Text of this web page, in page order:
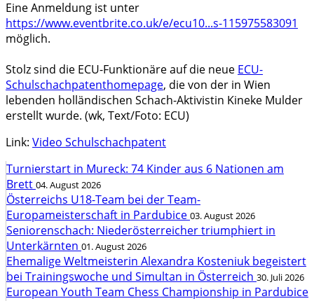
Eine Anmeldung ist unter
https://www.eventbrite.co.uk/e/ecu10...s-115975583091
möglich.
Stolz sind die ECU-Funktionäre auf die neue ECU-
Schulschachpatenthomepage, die von der in Wien
lebenden holländischen Schach-Aktivistin Kineke Mulder
erstellt wurde. (wk, Text/Foto: ECU)
Link: Video Schulschachpatent
Turnierstart in Mureck: 74 Kinder aus 6 Nationen am
Brett 04. August 2026
Österreichs U18-Team bei der Team-
Europameisterschaft in Pardubice 03. August 2026
Seniorenschach: Niederösterreicher triumphiert in
Unterkärnten 01. August 2026
Ehemalige Weltmeisterin Alexandra Kosteniuk begeistert
bei Trainingswoche und Simultan in Österreich 30. Juli 2026
European Youth Team Chess Championship in Pardubice